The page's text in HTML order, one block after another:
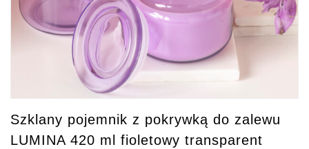
Szklany pojemnik z pokrywką do zalewu
LUMINA 420 ml fioletowy transparent